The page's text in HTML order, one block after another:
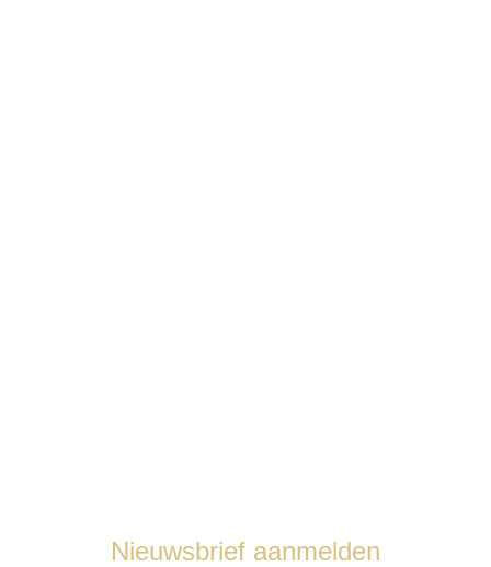
Nieuwsbrief aanmelden